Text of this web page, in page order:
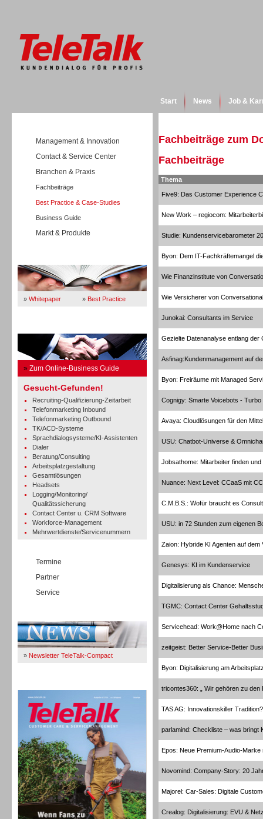
Start News Job &
Management & Innovation
Contact & Service Center
Branchen & Praxis
Fachbeiträge
Best Practice & Case-Studies
Business Guide
Markt & Produkte
» Whitepaper » Best Practice
» Zum Online-Business Guide
Gesucht-Gefunden!
Recruiting-Qualifizierung-Zeitarbeit
Telefonmarketing Inbound
Telefonmarketing Outbound
TK/ACD-Systeme
Sprachdialogsysteme/KI-Assistenten
Dialer
Beratung/Consulting
Arbeitsplatzgestaltung
Gesamtlösungen
Headsets
Logging/Monitoring/
Qualitätssicherung
Contact Center u. CRM Software
Workforce-Management
Mehrwertdienste/Servicenummern
Termine
Partner
Service
» Newsletter TeleTalk-Compact
Fachbeiträge zum
Fachbeiträge
Thema
Five9: Das Customer Experience
New Work – regiocom:
Studie: Kundenservicebarometer
Byon: Dem IT-Fachkräftemangel
Wie Finanzinstitute von
Wie Versicherer von
Junokai: Consultants im Service
Gezielte Datenanalyse entlang der
Asfinag:Kundenmanagement auf
Byon: Freiräume mit Managed
Cognigy: Smarte Voicebots -
Avaya: Cloudlösungen für den
USU: Chatbot-Universe &
Jobsathome: Mitarbeiter finden und
Nuance: Next Level: CCaaS mit
C.M.B.S.: Wofür braucht es
USU: in 72 Stunden zum eigenen
Zaion: Hybride KI Agenten auf dem
Genesys: KI im Kundenservice
Digitalisierung als Chance:
TGMC: Contact Center
Servicehead: Work@Home nach
zeitgeist: Better Service-Better
Byon: Digitalisierung am
tricontes360: „ Wir gehören zu den
TAS AG: Innovationskiller Tradition?
parlamind: Checkliste – was bringt
Epos: Neue Premium-Audio-Marke
Novomind: Company-Story: 20
Majorel: Car-Sales: Digitale
Crealog: Digitalisierung: EVU &